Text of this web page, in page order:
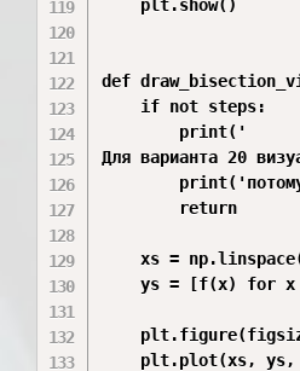
    plt.show()
def
    if not steps:
        print('
Для варианта 20
        return
xs =
ys = [f(x) for x
plt.plot(xs,